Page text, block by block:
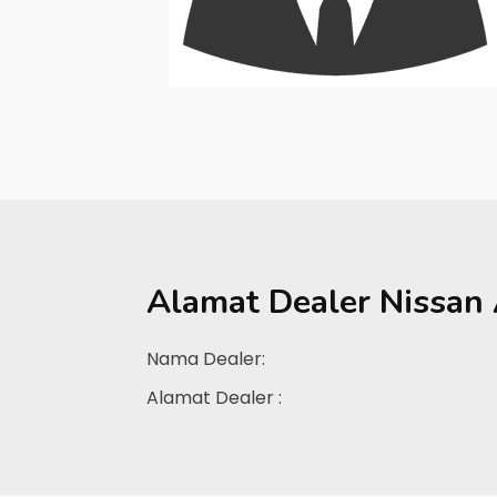
Alamat Dealer Nissan
Nama Dealer:
Alamat Dealer :